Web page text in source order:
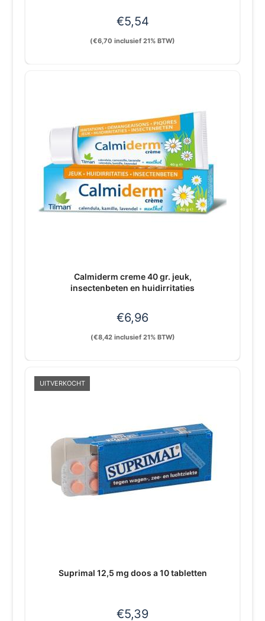
€5,54
(€6,70 inclusief 21% BTW)
Calmiderm creme 40 gr. jeuk,
insectenbeten en huidirritaties
€6,96
(€8,42inclusief 21% BTW)
UITVERKOCHT
Suprimal 12,5 mg doos a 10 tabletten
€5,39